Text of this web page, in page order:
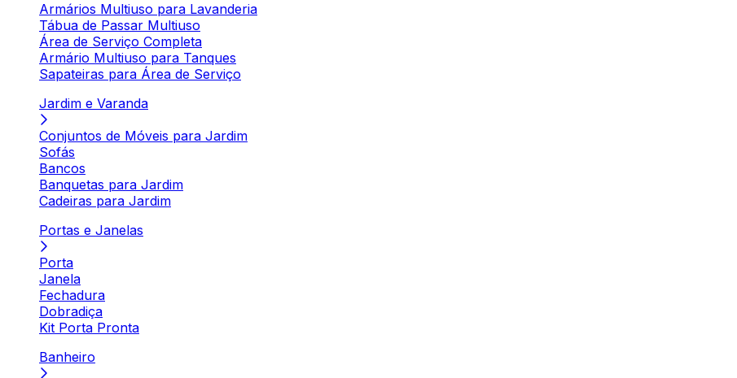
Armários Multiuso para Lavanderia
Tábua de Passar Multiuso
Área de Serviço Completa
Armário Multiuso para Tanques
Sapateiras para Área de Serviço
Jardim e Varanda
Conjuntos de Móveis para Jardim
Sofás
Bancos
Banquetas para Jardim
Cadeiras para Jardim
Portas e Janelas
Porta
Janela
Fechadura
Dobradiça
Kit Porta Pronta
Banheiro